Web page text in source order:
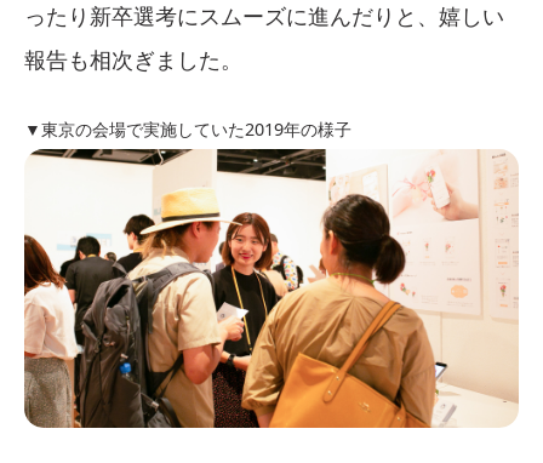
ったり新卒選考にスムーズに進んだりと、嬉しい
報告も相次ぎました。
▼東京の会場で実施していた2019年の様子